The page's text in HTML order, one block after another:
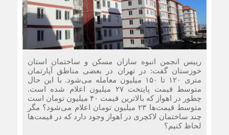
رییس انجمن انبوه سازان مسکن و ساختمان استان
خوزستان گفت: در تهران در بعضی مناطق آپارتمان
متری ۱۲۰ تا ۱۵۰ میلیون معامله می‌شود. با این حال
متوسط قیمت پایتخت ۲۷ میلیون اعلام شده است.
چطور در اهواز که بالاترین قیمت ۴۰ میلیون تومان است
متوسط قیمت‌ها ۲۳ میلیون تومان اعلام می‌شود؟ مگر
چند ساختمان لاکچری در اهواز وجود دارد که در قیمت‌ها
لحاظ کنیم؟